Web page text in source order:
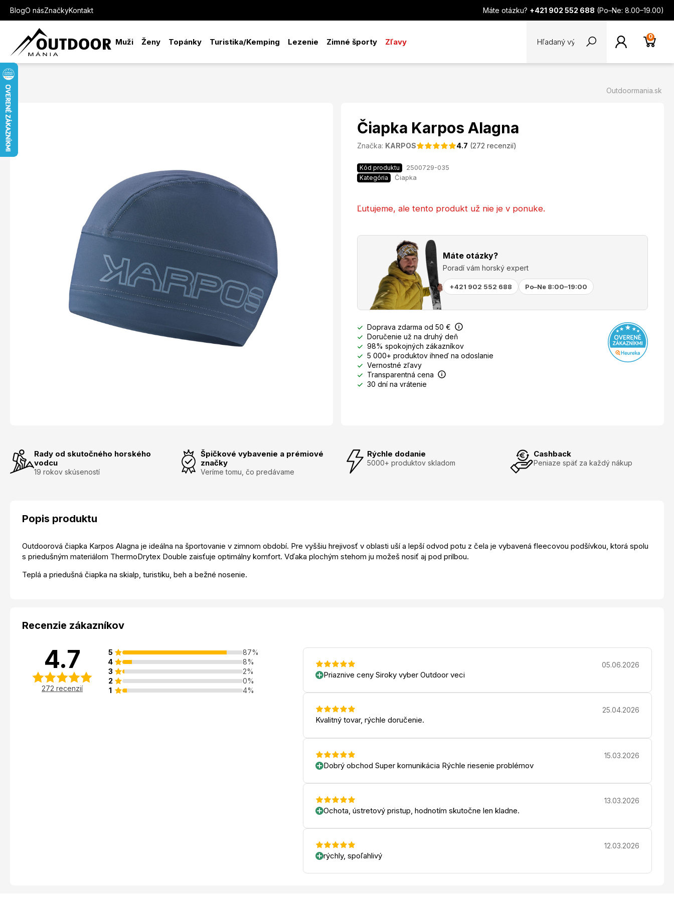
BlogO násZnačkyKontakt Máte otázku? +421 902 552 688 (Po–Ne: 8.00–19.00)
Muži Ženy Topánky Turistika/Kemping Lezenie Zimné športy Zľavy
0
Outdoormania.sk
Čiapka Karpos Alagna
Značka: KARPOS 4.7 (272 recenzií)
Kód produktu 2500729-035
Kategória Čiapka
Ľutujeme, ale tento produkt už nie je v ponuke.
Máte otázky?
Poradí vám horský expert
+421 902 552 688 Po–Ne 8:00–19:00
Doprava zdarma od 50 €
Doručenie už na druhý deň
98% spokojných zákazníkov
5 000+ produktov ihneď na odoslanie
Vernostné zľavy
Transparentná cena
30 dní na vrátenie
Rady od skutočného horského
vodcu
19 rokov skúseností
Špičkové vybavenie a prémiové
značky
Veríme tomu, čo predávame
Rýchle dodanie
5000+ produktov skladom
Cashback
Peniaze späť za každý nákup
Popis produktu
Outdoorová čiapka Karpos Alagna je ideálna na športovanie v zimnom období. Pre vyššiu hrejivosť v oblasti uší a lepší odvod potu z čela je vybavená fleecovou podšívkou, ktorá spolu
s priedušným materiálom ThermoDrytex Double zaisťuje optimálny komfort. Vďaka plochým stehom ju možeš nosiť aj pod prilbou.
Teplá a priedušná čiapka na skialp, turistiku, beh a bežné nosenie.
Recenzie zákazníkov
4.7
272 recenzií
5
87%
4
8%
3
2%
2
0%
1
4%
05.06.2026
Priaznive ceny Siroky vyber Outdoor veci
25.04.2026
Kvalitný tovar, rýchle doručenie.
15.03.2026
Dobrý obchod Super komunikácia Rýchle riesenie problémov
13.03.2026
Ochota, ústretový pristup, hodnotím skutočne len kladne.
12.03.2026
rýchly, spoľahlivý